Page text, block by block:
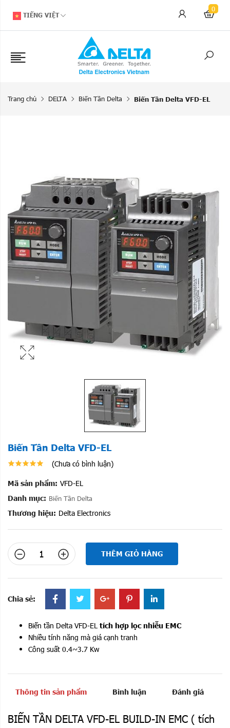
TIẾNG VIỆT
0
Trang chủ DELTA Biến Tần Delta Biến Tần Delta VFD-EL
Biến Tần Delta VFD-EL
(Chưa có bình luận)
Mã sản phẩm: VFD-EL
Danh mục: Biến Tần Delta
Thương hiệu: Delta Electronics
THÊM GIỎ HÀNG
Chia sẻ:
Biến tần Delta VFD-EL tích hợp lọc nhiễu EMC
Nhiều tính năng mà giá cạnh tranh
Công suất 0.4~3.7 Kw
Thông tin sản phẩm Bình luận Đánh giá
BIẾN TẦN DELTA VFD-EL BUILD-IN EMC ( tích